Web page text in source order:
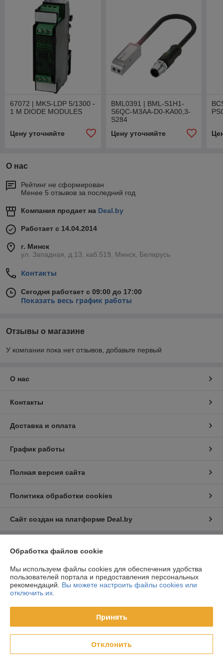
67072 | MKS-LDP 5/1300 -
1 M DIODE MODULES
Цену уточняйте
BML0391 | BML-S1H1-
S6QC-M3AA-D0-KA00,3-
S284
Цену уточняйте
О нас
Рейтинг не сформирован
Менее 5 отзывов за последний год
Компания продает на Deal.by
Работает с 14.04.2014
г. Минск
ул. Западная, д.13, каб.519, Минск, Беларусь
Контакты
Сегодня работает с 09:00 до 17:00
Показать весь график работы
Отзывы о магазине
У компании пока нет отзывов, добавьте первый
О нас
Контакты
Доставка и оплата
График работы
Полная версия сайта
Политика обработки cookies
Сайт создан на платформе Deal.by
Информация для покупателя
Юридическое лицо:ООО «ФилФар Технолоджи»
220036, г. Минск, ул. Западная, д.13, к.519
Регистрационный номер ЕГР: 192123248
УНП: 192123248
Регистрационный орган: Минский горисполком
Дата регистрации компании: 18.09.2013
Ссылка на свидетельство/лицензию
Обработка файлов cookie
Мы используем файлы cookies для обеспечения удобства
пользователей портала и предоставления персональных
рекомендаций. Вы можете настроить файлы cookies или
отключить их.
Принять
Отклонить